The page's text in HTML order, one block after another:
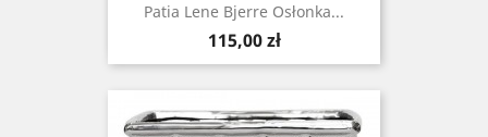
Patia Lene Bjerre Osłonka...
Cena
115,00 zł